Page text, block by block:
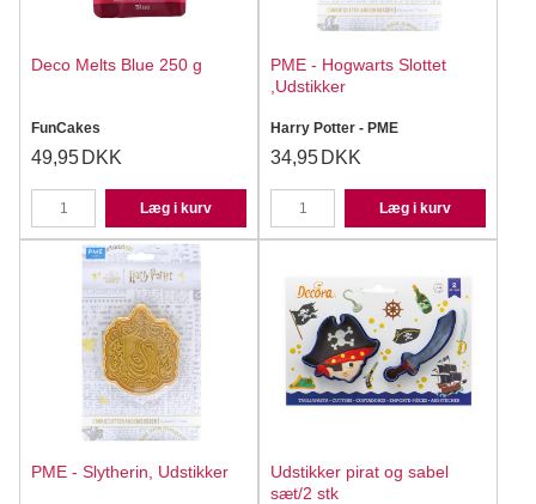
Deco Melts Blue 250 g
FunCakes
49,95 DKK
Læg i kurv
PME - Hogwarts Slottet
,Udstikker
Harry Potter - PME
34,95 DKK
Læg i kurv
PME - Slytherin, Udstikker
Udstikker pirat og sabel
sæt/2 stk